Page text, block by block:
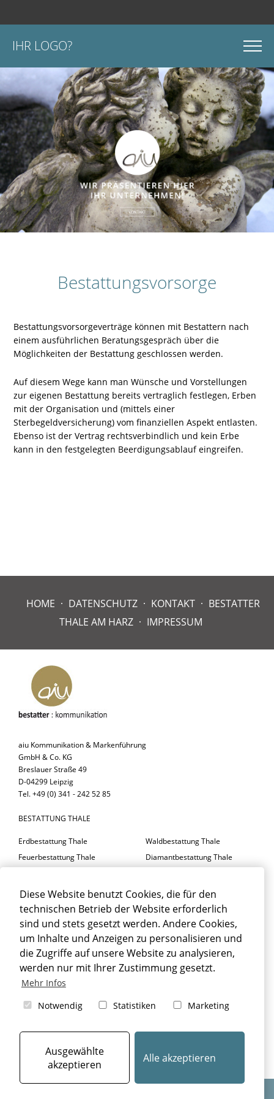
Diese Website benutzt Cookies, die für den
technischen Betrieb der Website erforderlich
sind und stets gesetzt werden. Andere Cookies,
um Inhalte und Anzeigen zu personalisieren und
die Zugriffe auf unsere Website zu analysieren,
werden nur mit Ihrer Zustimmung gesetzt.
Mehr Infos
Notwendig
Statistiken Marketing
Ausgewählte
akzeptieren
Alle akzeptieren
IHR LOGO?
Bestattungsvorsorge
Bestattungsvorsorgeverträge können mit Bestattern nach
einem ausführlichen Beratungsgespräch über die
Möglichkeiten der Bestattung geschlossen werden.
Auf diesem Wege kann man Wünsche und Vorstellungen
zur eigenen Bestattung bereits vertraglich festlegen, Erben
mit der Organisation und (mittels einer
Sterbegeldversicherung) vom finanziellen Aspekt entlasten.
Ebenso ist der Vertrag rechtsverbindlich und kein Erbe
kann in den festgelegten Beerdigungsablauf eingreifen.
HOME DATENSCHUTZ KONTAKT
BESTATTER
THALE AM HARZ
IMPRESSUM
aiu Kommunikation & Markenführung
GmbH & Co. KG
Breslauer Straße 49
D-04299 Leipzig
Tel. +49 (0) 341 - 242 52 85
BESTATTUNG THALE
Erdbestattung Thale
Feuerbestattung Thale
Waldbestattung Thale
Diamantbestattung Thale
BESTATTER THALE
Trauerfeier Thale
Trauerbegleitung Thale
Beisetzung Thale
Trauerfloristik Thale
Trauerhalle Thale
TRAUERFALL THALE
Sterbefall Thale
Bestattungsarten Thale
Erbrecht Thale